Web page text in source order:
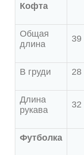
Кофта
Общая
длина
39
В груди 28
Длина
рукава
32
Футболка